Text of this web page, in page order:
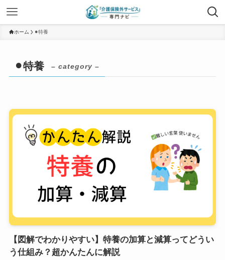
ホーム ⚫︎特養
⚫︎特養 – category –
【図解でわかりやすい】特養の加算と減算ってどうい
う仕組み？超かんたんに解説